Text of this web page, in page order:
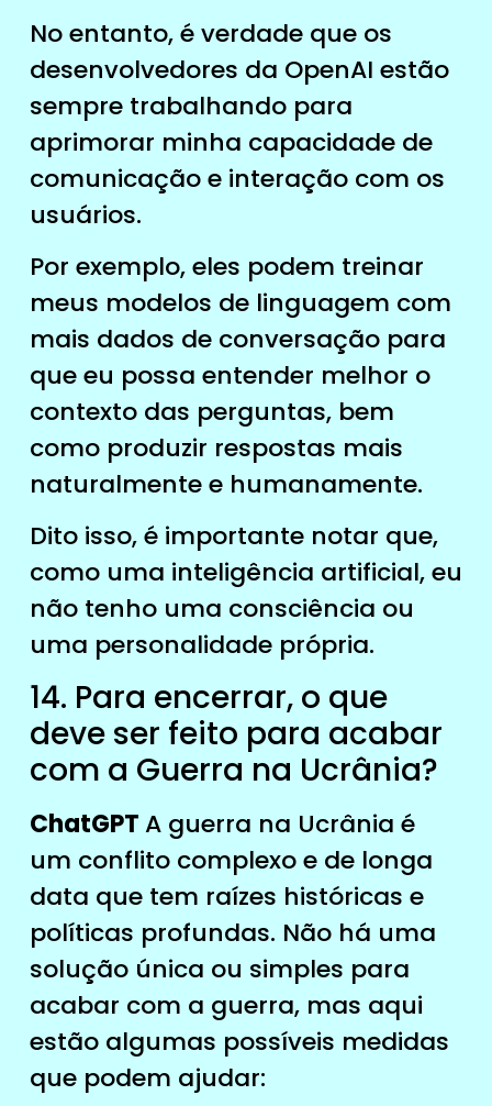
No entanto, é verdade que os
desenvolvedores da OpenAI estão
sempre trabalhando para
aprimorar minha capacidade de
comunicação e interação com os
usuários.
Por exemplo, eles podem treinar
meus modelos de linguagem com
mais dados de conversação para
que eu possa entender melhor o
contexto das perguntas, bem
como produzir respostas mais
naturalmente e humanamente.
Dito isso, é importante notar que,
como uma inteligência artificial, eu
não tenho uma consciência ou
uma personalidade própria.
14. Para encerrar, o que
deve ser feito para acabar
com a Guerra na Ucrânia?
ChatGPT A guerra na Ucrânia é
um conflito complexo e de longa
data que tem raízes históricas e
políticas profundas. Não há uma
solução única ou simples para
acabar com a guerra, mas aqui
estão algumas possíveis medidas
que podem ajudar: